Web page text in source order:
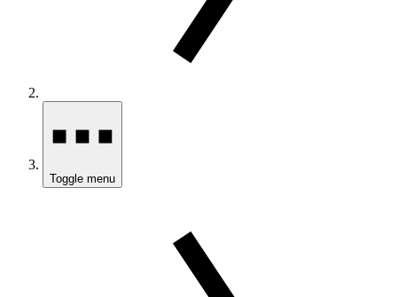
Toggle menu